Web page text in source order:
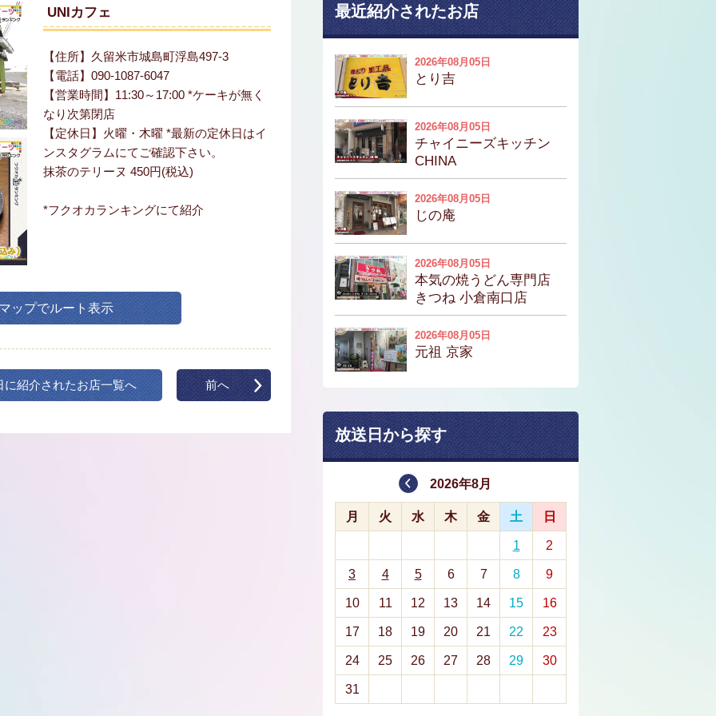
UNIカフェ
【住所】久留米市城島町浮島497-3
【電話】090-1087-6047
【営業時間】11:30～17:00 *ケーキが無く
なり次第閉店
【定休日】火曜・木曜 *最新の定休日はイ
ンスタグラムにてご確認下さい。
抹茶のテリーヌ 450円(税込)
*フクオカランキングにて紹介
ップでルート表示
に紹介されたお店一覧へ 前へ
最近紹介されたお店
2026年08月05日
とり吉
2026年08月05日
チャイニーズキッチン
CHINA
2026年08月05日
じの庵
2026年08月05日
本気の焼うどん専門店
きつね 小倉南口店
2026年08月05日
元祖 京家
放送日から探す
2026年8月
月 火 水 木 金 土 日
1 2
3 4 5 6 7 8 9
10 11 12 13 14 15 16
17 18 19 20 21 22 23
24 25 26 27 28 29 30
31